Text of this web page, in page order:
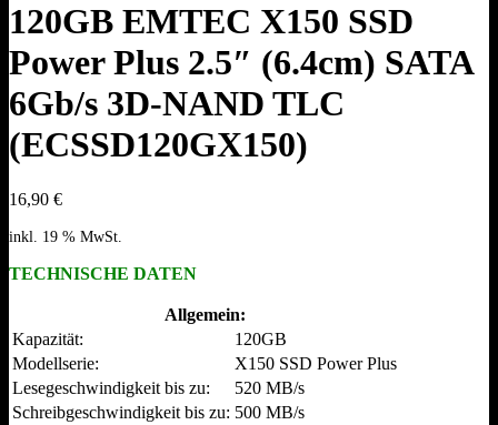
120GB EMTEC X150 SSD
Power Plus 2.5″ (6.4cm) SATA
6Gb/s 3D-NAND TLC
(ECSSD120GX150)
16,90 €
inkl. 19 % MwSt.
TECHNISCHE DATEN
Allgemein:
Kapazität:
120GB
Modellserie:
X150 SSD Power Plus
Lesegeschwindigkeit bis zu:
520 MB/s
Schreibgeschwindigkeit bis zu: 500 MB/s